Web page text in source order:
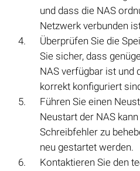
und dass die NAS
Netzwerk verbunden
Überprüfen Sie die
Sie sicher, dass
NAS verfügbar ist und
korrekt konfiguriert
Führen Sie einen
Neustart der NAS
Schreibfehler zu
neu gestartet werden.
Kontaktieren Sie den